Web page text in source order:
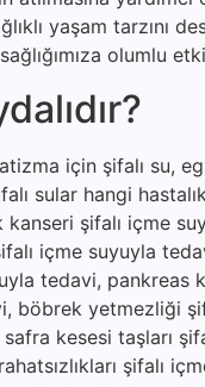
yaşam tarzını
olumlu
için şifalı su,
sular hangi
şifalı içme
içme suyuyla
tedavi, pankreas
böbrek yetmezliği
kesesi taşları
şifalı